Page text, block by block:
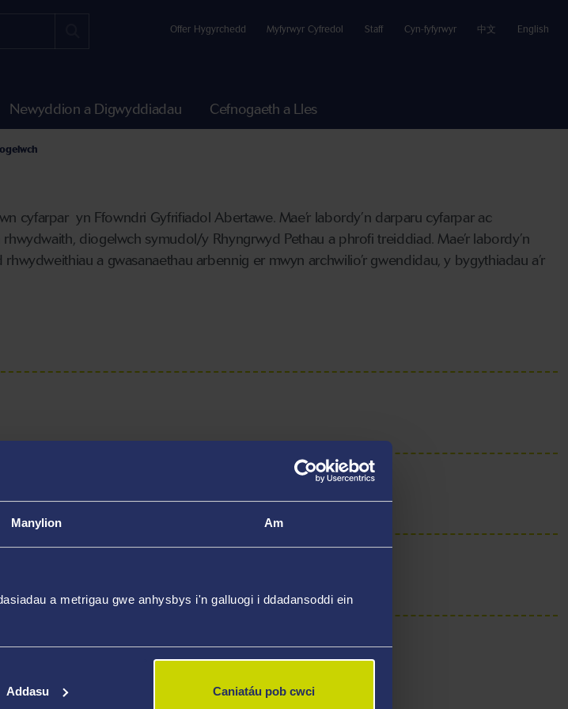
Manylion Am
a metrigau gwe anhysbys i'n galluogi i ddadansoddi ein
Addasu Caniatáu pob cwci
Offer Hygyrchedd Myfyrwyr Cyfredol Staff Cyn-fyfyrwyr 中文 English
Newyddion a Digwyddiadau Cefnogaeth a Lles
cyfarpar yn Ffowndri Gyfrifiadol Abertawe. Mae’r labordy’n darparu cyfarpar ac
diogelwch symudol/y Rhyngrwyd Pethau a phrofi treiddiad. Mae’r labordy’n
a gwasanaethau arbennig er mwyn archwilio’r gwendidau, y bygythiadau a’r